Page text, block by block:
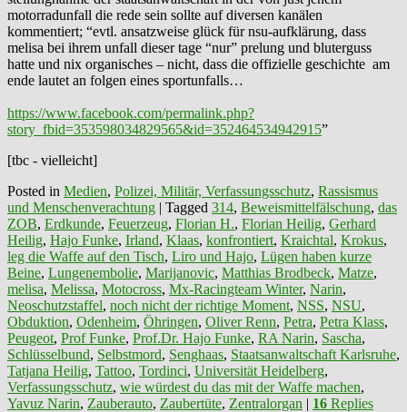
motorradunfall die rede sein sollte auf diversen kanälen
kommentiert; “evtl. ansatzweise glück für nsu-aufklärung, dass
melisa bei ihrem unfall dieser tage “nur” prelung und bluterguss
hatte und nix organisches – nicht, dass die offizielle geschichte am
ende lautet an folgen eines sportunfalls…
https://www.facebook.com/permalink.php?
story_fbid=353598034829565&id=352464534942915”
[tbc - vielleicht]
Posted in Medien, Polizei, Militär, Verfassungsschutz, Rassismus
und Menschenverachtung | Tagged 314, Beweismittelfälschung, das
ZOB, Erdkunde, Feuerzeug, Florian H., Florian Heilig, Gerhard
Heilig, Hajo Funke, Irland, Klaas, konfrontiert, Kraichtal, Krokus,
leg die Waffe auf den Tisch, Liro und Hajo, Lügen haben kurze
Beine, Lungenembolie, Marijanovic, Matthias Brodbeck, Matze,
melisa, Melissa, Motocross, Mx-Racingteam Winter, Narin,
Neoschutzstaffel, noch nicht der richtige Moment, NSS, NSU,
Obduktion, Odenheim, Öhringen, Oliver Renn, Petra, Petra Klass,
Peugeot, Prof Funke, Prof.Dr. Hajo Funke, RA Narin, Sascha,
Schlüsselbund, Selbstmord, Senghaas, Staatsanwaltschaft Karlsruhe,
Tatjana Heilig, Tattoo, Tordinci, Universität Heidelberg,
Verfassungsschutz, wie würdest du das mit der Waffe machen,
Yavuz Narin, Zauberauto, Zaubertüte, Zentralorgan | 16 Replies